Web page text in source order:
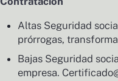
Altas Seguridad
prórrogas,
Bajas Seguridad
empresa.